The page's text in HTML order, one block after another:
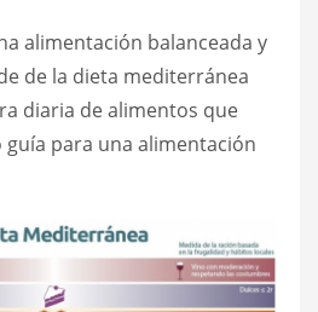
alimentación balanceada y
de la dieta mediterránea
diaria de alimentos que
para una alimentación